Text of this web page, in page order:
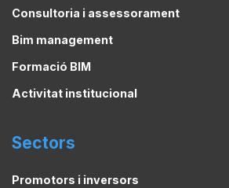
Consultoria i assessorament
Bim management
Formació BIM
Activitat institucional
Sectors
Promotors i inversors